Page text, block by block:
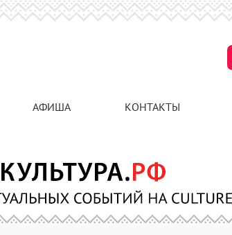
АФИША КОНТАКТЫ